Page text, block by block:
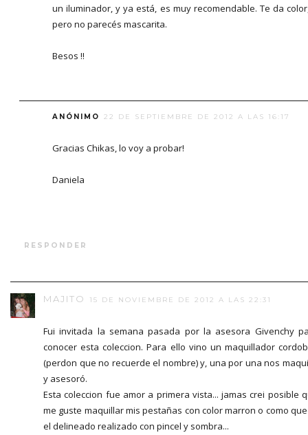
un iluminador, y ya está, es muy recomendable. Te da
pero no parecés mascarita.
Besos !!
ANÓNIMO 22 DE SEPTIEMBRE DE 2012 A LAS 16:17
Gracias Chikas, lo voy a probar!
Daniela
RESPONDER
MAJITO 15 DE NOVIEMBRE DE 2012 A LAS 22:31
Fui invitada la semana pasada por la asesora Givenchy
conocer esta coleccion. Para ello vino un maquillador
(perdon que no recuerde el nombre) y, una por una nos
y asesoró.
Esta coleccion fue amor a primera vista... jamas crei posible
me guste maquillar mis pestañas con color marron o como
el delineado realizado con pincel y sombra...